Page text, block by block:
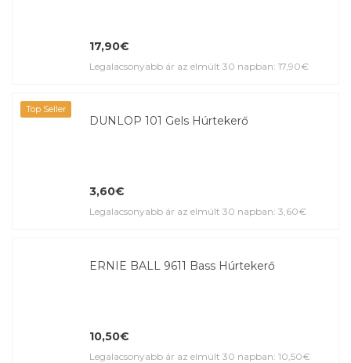
17,90€
Legalacsonyabb ár az elmúlt 30 napban: 17,90€
Top Seller
DUNLOP 101 Gels Húrtekerő
3,60€
Legalacsonyabb ár az elmúlt 30 napban: 3,60€
ERNIE BALL 9611 Bass Húrtekerő
10,50€
Legalacsonyabb ár az elmúlt 30 napban: 10,50€